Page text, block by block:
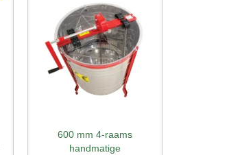
Aperçu rapide
600 mm 4-raams
handmatige